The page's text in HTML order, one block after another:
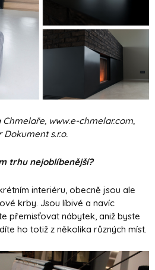
www.e-chmelar.com,
s.r.o.
trhu nejoblíbenější?
interiéru, obecně jsou ale
krby. Jsou líbivé a navíc
přemisťovat nábytek, aniž byste
ho totiž z několika různých míst.